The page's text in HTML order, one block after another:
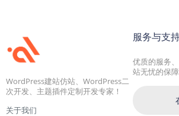
WordPress建站仿站、WordPress二
次开发、主题插件定制开发专家！
关于我们
服务与支
优质的服务
站无忧的保障